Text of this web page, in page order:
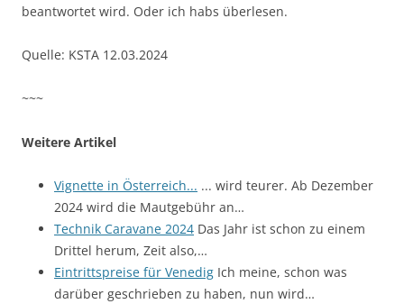
beantwortet wird. Oder ich habs überlesen.
Quelle: KSTA 12.03.2024
~~~
Weitere Artikel
Vignette in Österreich... ... wird teurer. Ab Dezember
2024 wird die Mautgebühr an…
Technik Caravane 2024 Das Jahr ist schon zu einem
Drittel herum, Zeit also,…
Eintrittspreise für Venedig Ich meine, schon was
darüber geschrieben zu haben, nun wird…